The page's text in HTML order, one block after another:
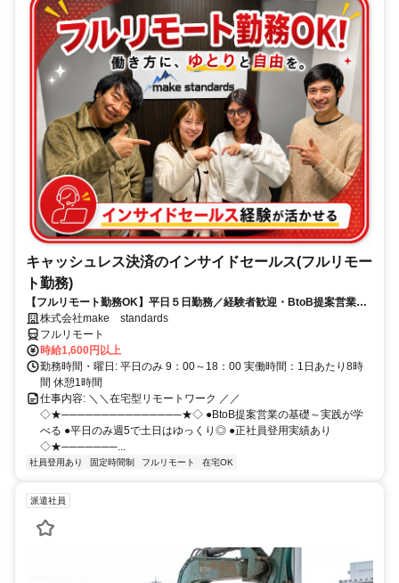
キャッシュレス決済のインサイドセールス(フルリモー
ト勤務)
【フルリモート勤務OK】平日５日勤務／経験者歓迎・BtoB提案営業で
スキルアップ
株式会社make standards
フルリモート
時給1,600円以上
勤務時間・曜日: 平日のみ 9：00～18：00 実働時間：1日あたり8時
間 休憩1時間
仕事内容: ＼＼在宅型リモートワーク ／／
◇★───────────────★◇ ●BtoB提案営業の基礎～実践が学
べる ●平日のみ週5で土日はゆっくり◎ ●正社員登用実績あり
◇★───────...
社員登用あり 固定時間制 フルリモート 在宅OK
派遣社員